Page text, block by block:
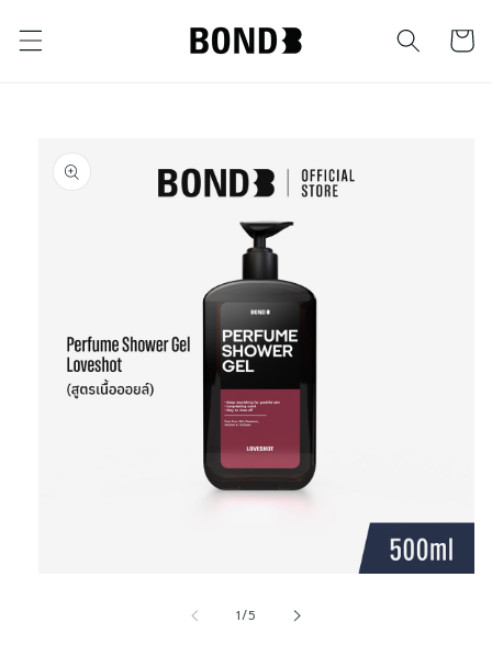
ยัง
เนื้อหา
ตะกร้า
สินค้า
ข้อมูล
สินค้า
1/จาก
5